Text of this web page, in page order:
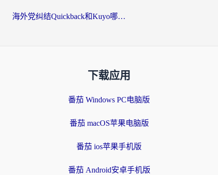
海外党纠结Quickback和Kuyo哪个好？选对回国加速器才能无缝刷国内资源
下载应用
番茄 Windows PC电脑版
番茄 macOS苹果电脑版
番茄 ios苹果手机版
番茄 Android安卓手机版